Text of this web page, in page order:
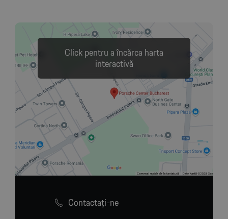
Click pentru a încărca harta
interactivă
Contactaţi-ne